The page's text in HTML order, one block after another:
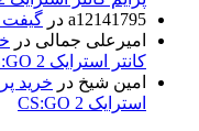
a12141795 در گیفت
امیرعلی جمالی در
کانتر استرایک 2 CS:GO
امین شیخ در
استرایک 2 CS:GO